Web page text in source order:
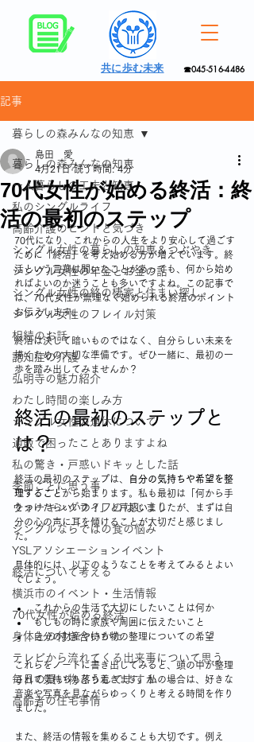
☎045-516-4486
共に歩む未来
記事
暮らしの森みんなの知恵
一人暮らしの工夫と知恵
私のシングルライフ
高齢介護のヒントと気づき
シングル女性の暮らしの知恵＆つぶやき
シングル女性の年金とお金の話
シングル女性の終の棲家と住まい探し
シングル女性のフレイル対策
相続のお話
認知症の介護
弘明寺の魅力紹介
わたし時間の楽しみ方
シングル女性の連休について
通販で困ったことありますよね
私の驚き・戸惑いドキッとした話
季節ごとに思う事
ウォーキングライフのはじまり
シングルならではの食の悩み
YSLアソシエーションイベント
終活について考える
横浜市のイベント・生活情報
70代女性が始める終活
身体との付き合いかた
テレビから流れてくる出来事について思う
毎日の買い物どうしてますか
高齢者の住宅事情
暮らしの森みんなの知恵
70代女性が始める終活：終
活の最初のステップ
島田 愛
4月21日 読了時間: 4分
70代になり、これからの人生をより安心して過ごす
ために「終活」を考え始める方が増えています。終
活という言葉は聞いたことがあっても、何から始め
ればよいのか迷うことも多いですよね。この記事で
は、70代女性が無理なく始められる終活のポイント
お伝えします。
終活は決して暗いものではなく、自分らしい未来を
描くための大切な準備です。ぜひ一緒に、最初の一
歩を踏み出してみませんか？
終活の最初のステップと
は？
終活の最初のステップは、
自分の気持ちや希望を整
理することから始まります。私も最初は「何から手
をつけたらいいの？」と戸惑いましたが、まずは自
分の心の声に耳を傾けることが大切だと感じまし
た。
具体的には、以下のようなことを考えてみるとよい
でしょう。
これからの生活で大切にしたいことは何か
もしもの時に家族や周囲に伝えたいこと
自分の財産や持ち物の整理についての希望
これらをノートに書き出してみると、頭の中が整理
されて気持ちも落ち着きます。私の場合は、好きな
音楽や写真を見ながらゆっくりと考える時間を作り
ました。
また、終活の情報を集めることも大切です。例え